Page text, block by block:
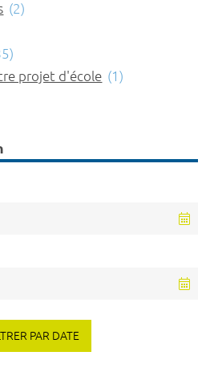
(2)
projet d'école (1)
PAR DATE